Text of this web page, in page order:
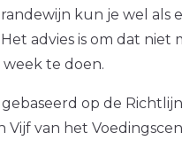
kun je wel als
advies is om dat niet
week te doen.
op de
Vijf van het